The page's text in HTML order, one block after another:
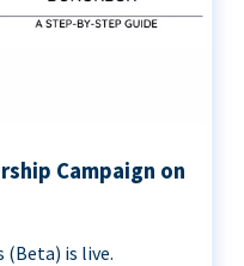
Campaign on
(Beta) is live.